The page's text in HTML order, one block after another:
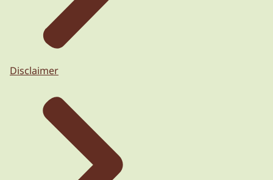
Disclaimer